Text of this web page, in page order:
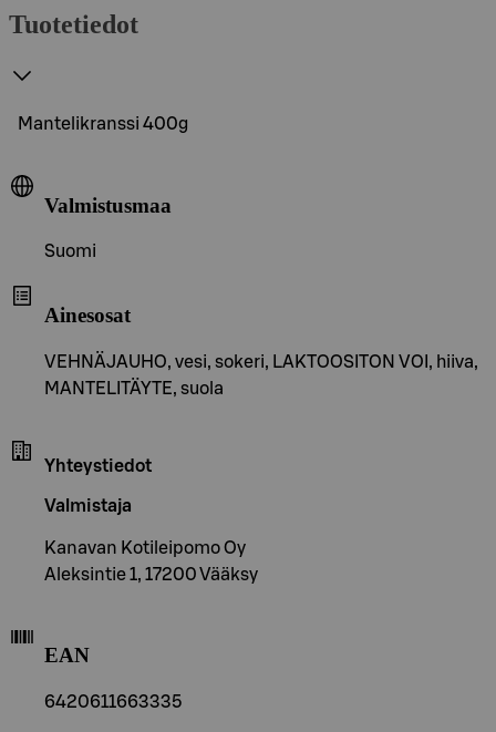
Tuotetiedot
Mantelikranssi 400g
Valmistusmaa
Suomi
Ainesosat
VEHNÄJAUHO, vesi, sokeri, LAKTOOSITON VOI, hiiva,
MANTELITÄYTE, suola
Yhteystiedot
Valmistaja
Kanavan Kotileipomo Oy
Aleksintie 1, 17200 Vääksy
EAN
6420611663335